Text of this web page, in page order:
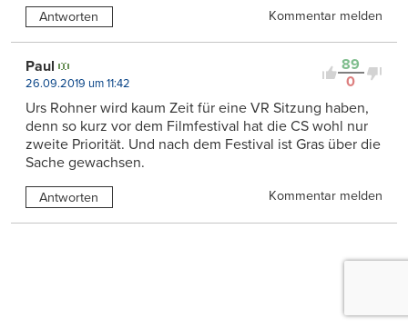
Antworten Kommentar melden
89
0
Paul
26.09.2019 um 11:42
Urs Rohner wird kaum Zeit für eine VR Sitzung haben,
denn so kurz vor dem Filmfestival hat die CS wohl nur
zweite Priorität. Und nach dem Festival ist Gras über die
Sache gewachsen.
Antworten Kommentar melden